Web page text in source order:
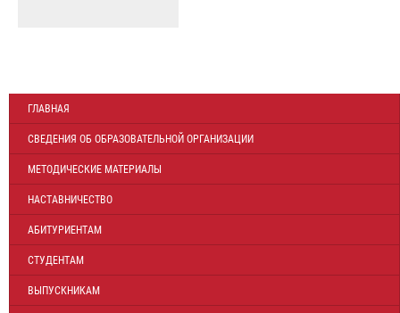
ГЛАВНАЯ
СВЕДЕНИЯ ОБ ОБРАЗОВАТЕЛЬНОЙ ОРГАНИЗАЦИИ
МЕТОДИЧЕСКИЕ МАТЕРИАЛЫ
НАСТАВНИЧЕСТВО
АБИТУРИЕНТАМ
СТУДЕНТАМ
ВЫПУСКНИКАМ